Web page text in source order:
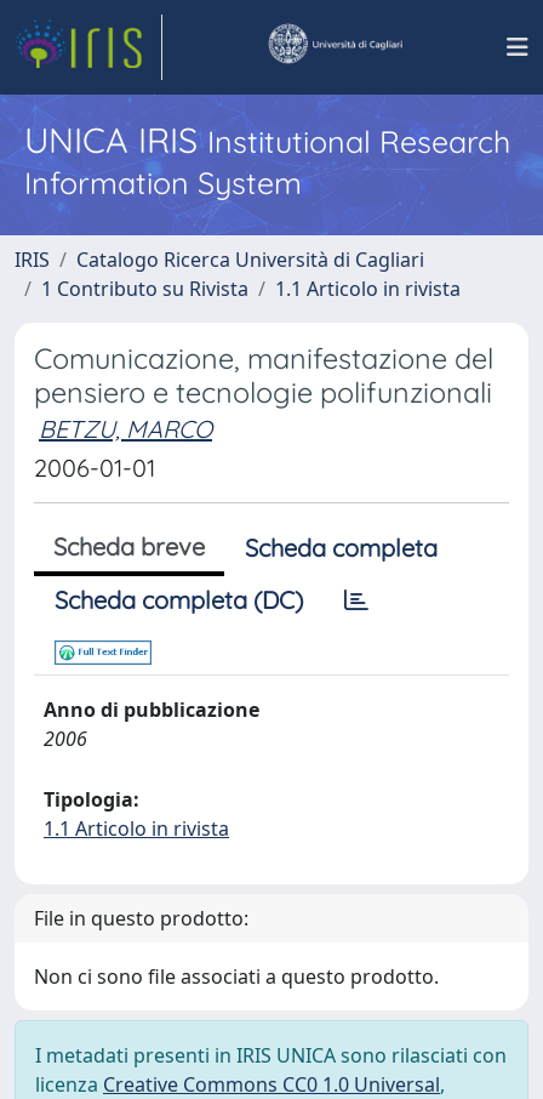
UNICA IRISInstitutional Research
Information System
IRIS
Catalogo Ricerca Università di Cagliari
1 Contributo su Rivista
1.1 Articolo in rivista
Comunicazione, manifestazione del
pensiero e tecnologie polifunzionali
BETZU, MARCO
2006-01-01
Scheda breve
Scheda completa
Scheda completa (DC)
Anno di pubblicazione
2006
Tipologia:
1.1 Articolo in rivista
File in questo prodotto:
Non ci sono file associati a questo prodotto.
I metadati presenti in IRIS UNICA sono rilasciati con
licenza Creative Commons CC0 1.0 Universal,